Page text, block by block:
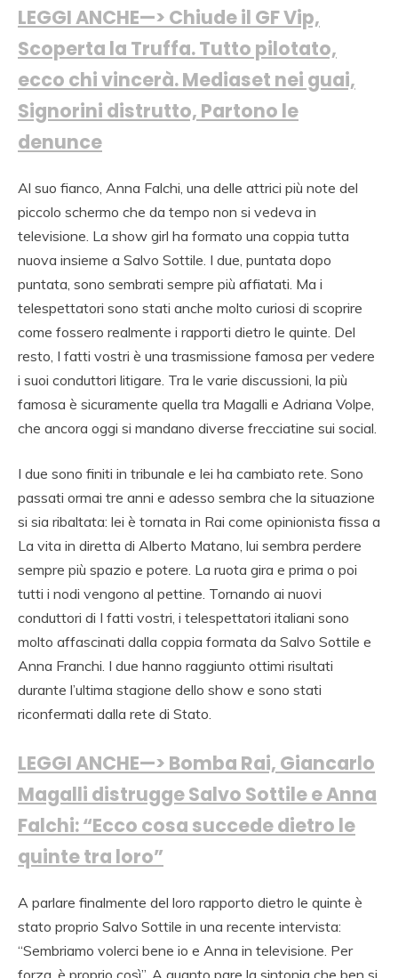
LEGGI ANCHE—> Chiude il GF Vip,
Scoperta la Truffa. Tutto pilotato,
ecco chi vincerà. Mediaset nei guai,
Signorini distrutto, Partono le
denunce
Al suo fianco, Anna Falchi, una delle attrici più note del
piccolo schermo che da tempo non si vedeva in
televisione. La show girl ha formato una coppia tutta
nuova insieme a Salvo Sottile. I due, puntata dopo
puntata, sono sembrati sempre più affiatati. Ma i
telespettatori sono stati anche molto curiosi di scoprire
come fossero realmente i rapporti dietro le quinte. Del
resto, I fatti vostri è una trasmissione famosa per vedere
i suoi conduttori litigare. Tra le varie discussioni, la più
famosa è sicuramente quella tra Magalli e Adriana Volpe,
che ancora oggi si mandano diverse frecciatine sui social.
I due sono finiti in tribunale e lei ha cambiato rete. Sono
passati ormai tre anni e adesso sembra che la situazione
si sia ribaltata: lei è tornata in Rai come opinionista fissa a
La vita in diretta di Alberto Matano, lui sembra perdere
sempre più spazio e potere. La ruota gira e prima o poi
tutti i nodi vengono al pettine. Tornando ai nuovi
conduttori di I fatti vostri, i telespettatori italiani sono
molto affascinati dalla coppia formata da Salvo Sottile e
Anna Franchi. I due hanno raggiunto ottimi risultati
durante l’ultima stagione dello show e sono stati
riconfermati dalla rete di Stato.
LEGGI ANCHE—> Bomba Rai, Giancarlo
Magalli distrugge Salvo Sottile e Anna
Falchi: “Ecco cosa succede dietro le
quinte tra loro”
A parlare finalmente del loro rapporto dietro le quinte è
stato proprio Salvo Sottile in una recente intervista:
“Sembriamo volerci bene io e Anna in televisione. Per
forza, è proprio così”. A quanto pare la sintonia che ben si